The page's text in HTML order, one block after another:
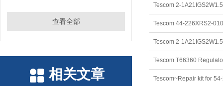
查看全部
相关文章 Tescom~Repair kit for